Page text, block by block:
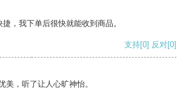
，我下单后很快就能收到商品。
支持[0] 反对[0]
美，听了让人心旷神怡。